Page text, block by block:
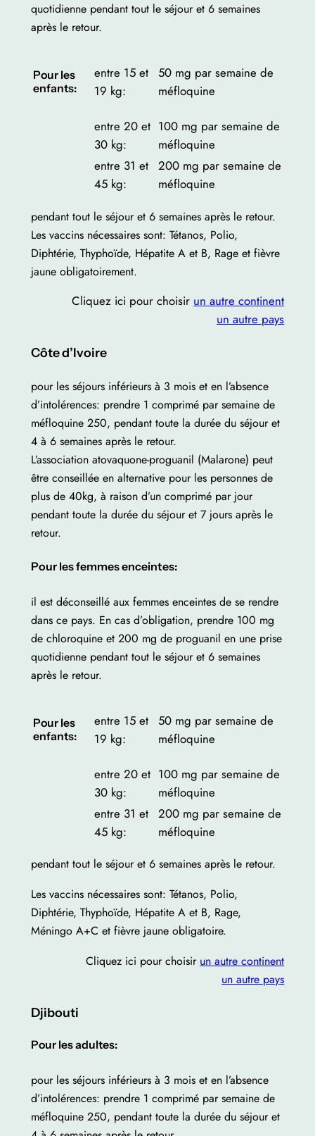
quotidienne pendant tout le séjour et 6 semaines
après le retour.
Pour les
enfants:
entre 15 et
19 kg:
50 mg par semaine de
méfloquine
entre 20 et
30 kg:
100 mg par semaine de
méfloquine
entre 31 et
45 kg:
200 mg par semaine de
méfloquine
pendant tout le séjour et 6 semaines après le retour.
Les vaccins nécessaires sont: Tétanos, Polio,
Diphtérie, Thyphoïde, Hépatite A et B, Rage et fièvre
jaune obligatoirement.
Cliquez ici pour choisir un autre continent
un autre pays
Côte d’Ivoire
pour les séjours inférieurs à 3 mois et en l’absence
d’intolérences: prendre 1 comprimé par semaine de
méfloquine 250, pendant toute la durée du séjour et
4 à 6 semaines après le retour.
L’association atovaquone-proguanil (Malarone) peut
être conseillée en alternative pour les personnes de
plus de 40kg, à raison d’un comprimé par jour
pendant toute la durée du séjour et 7 jours après le
retour.
Pour les femmes enceintes:
il est déconseillé aux femmes enceintes de se rendre
dans ce pays. En cas d’obligation, prendre 100 mg
de chloroquine et 200 mg de proguanil en une prise
quotidienne pendant tout le séjour et 6 semaines
après le retour.
Pour les
enfants:
entre 15 et
19 kg:
50 mg par semaine de
méfloquine
entre 20 et
30 kg:
100 mg par semaine de
méfloquine
entre 31 et
45 kg:
200 mg par semaine de
méfloquine
pendant tout le séjour et 6 semaines après le retour.
Les vaccins nécessaires sont: Tétanos, Polio,
Diphtérie, Thyphoïde, Hépatite A et B, Rage,
Méningo A+C et fièvre jaune obligatoire.
Cliquez ici pour choisir un autre continent
un autre pays
Djibouti
Pour les adultes:
pour les séjours inférieurs à 3 mois et en l’absence
d’intolérences: prendre 1 comprimé par semaine de
méfloquine 250, pendant toute la durée du séjour et